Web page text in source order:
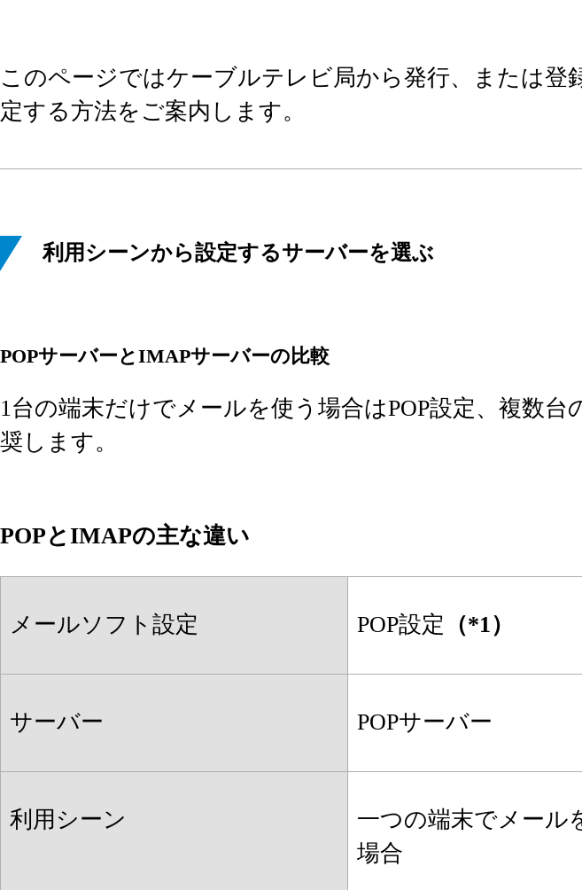
このページではケーブルテレビ局から発行、または
定する方法をご案内します。
利用シーンから設定するサーバーを選ぶ
POPサーバーとIMAPサーバーの比較
1台の端末だけでメールを使う場合はPOP設定、複数
奨します。
POPとIMAPの主な違い
メールソフト設定 POP設定 （*1）
サーバー POPサーバー
利用シーン
一つの端末でメール
場合